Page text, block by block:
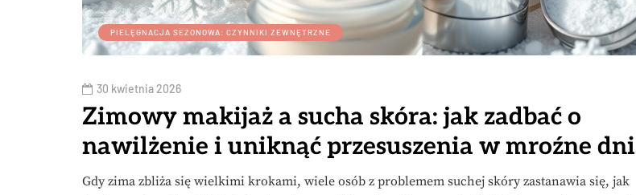
PIELĘGNACJA SEZONOWA: CZYNNIKI ZEWNĘTRZNE
30 kwietnia 2026
Zimowy makijaż a sucha skóra: jak zadbać o
nawilżenie i uniknąć przesuszenia w mroźne dni
Gdy zima zbliża się wielkimi krokami, wiele osób z problemem suchej skóry zastanawia się, jak